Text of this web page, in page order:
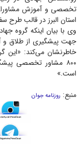
تخصصی و آموزش
استان البرز در قالب طرح
وی با بیان اینکه گروه
جهت پیشگیری از طلاق
خاطرنشان می‌کند: «این
۸۰۰ مشاور تخصصی
است.»
منبع: روزنامه جوان